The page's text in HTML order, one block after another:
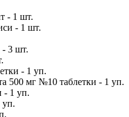
- 1 шт.
- 1 шт.
- 3 шт.
- 1 уп.
500 мг №10 таблетки - 1 уп.
- 1 уп.
уп.